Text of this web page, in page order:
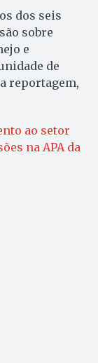
dos seis
sobre
e
de
reportagem,
ao setor
na APA da